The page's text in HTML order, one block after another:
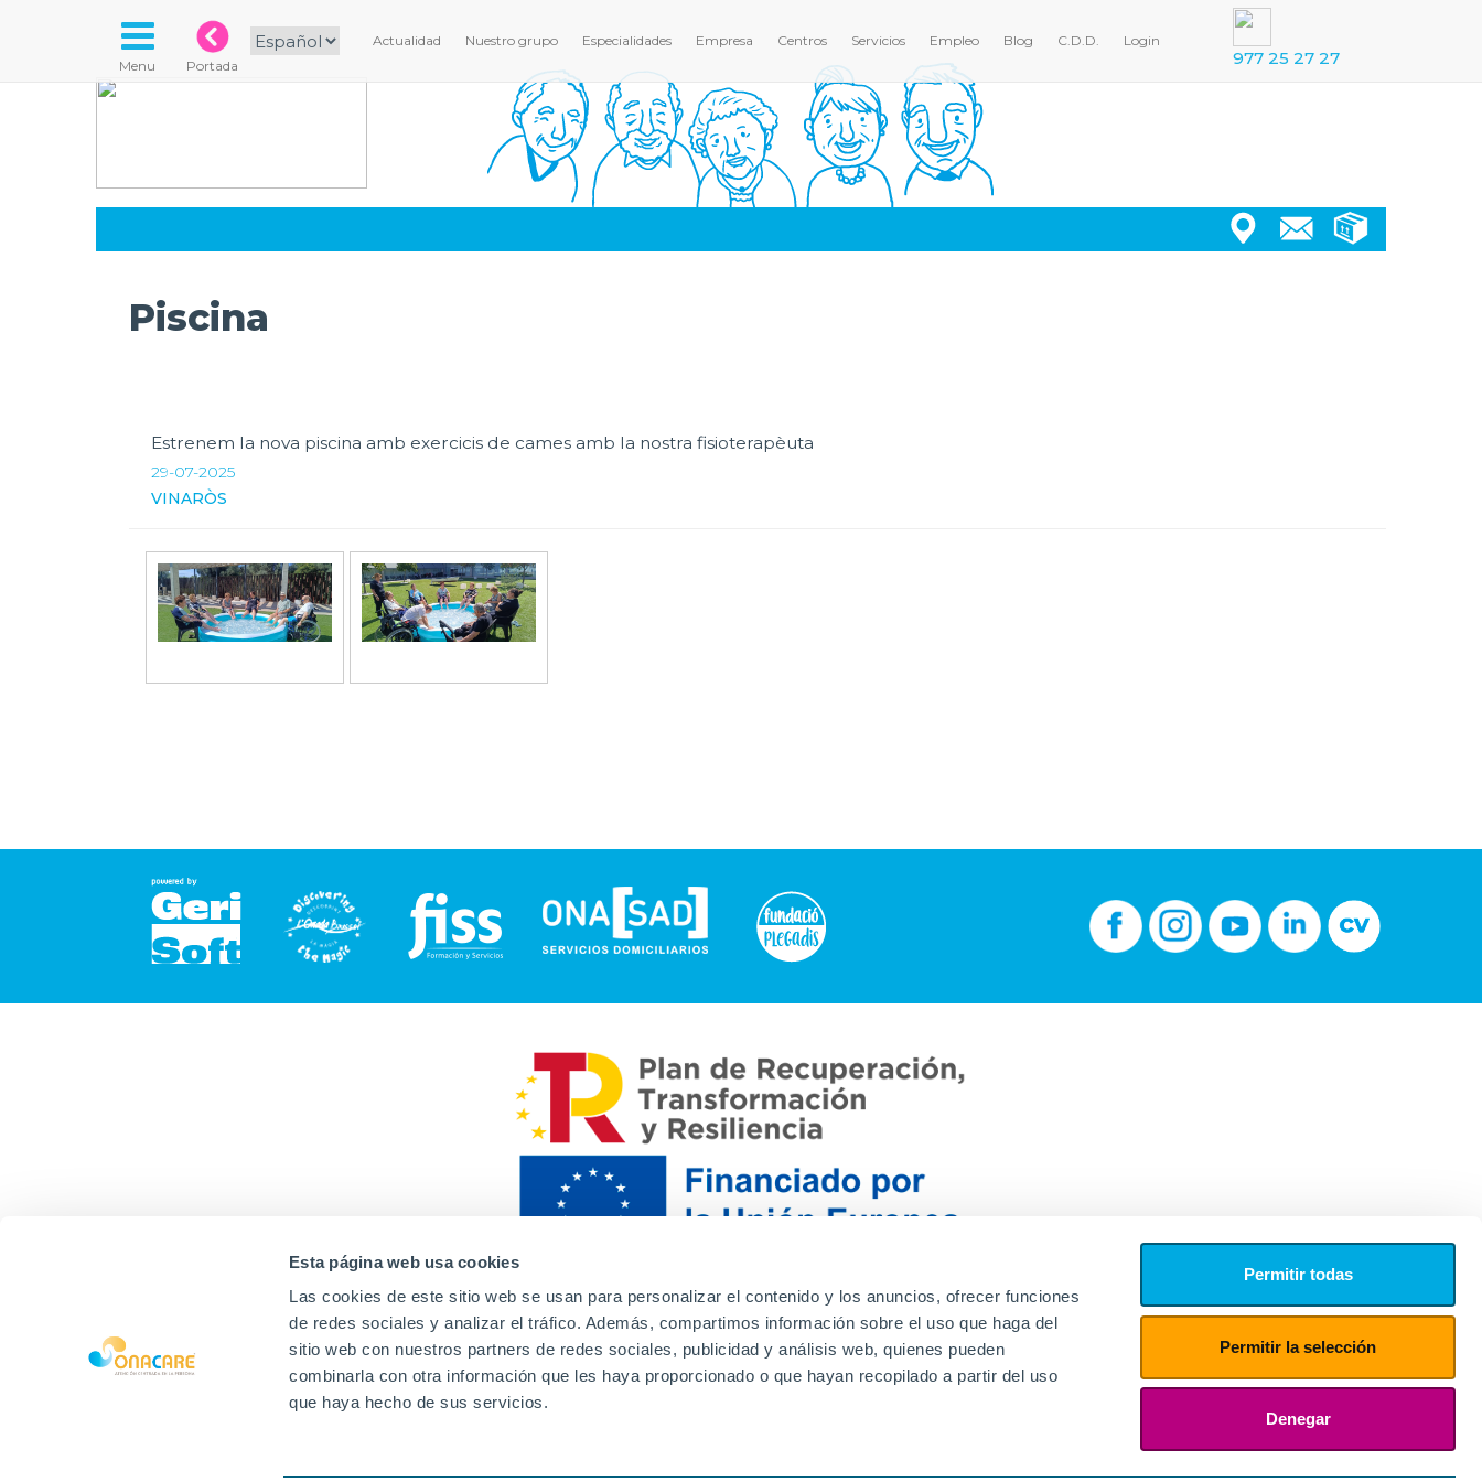
Esta página web usa cookies
Las cookies de este sitio web se usan para personalizar el contenido y los anuncios, ofrecer funciones
de redes sociales y analizar el tráfico. Además, compartimos información sobre el uso que haga del
sitio web con nuestros partners de redes sociales, publicidad y análisis web, quienes pueden
combinarla con otra información que les haya proporcionado o que hayan recopilado a partir del uso
que haya hecho de sus servicios.
Permitir todas
Permitir la selección
Denegar
Actualidad Nuestro grupo Especialidades Empresa Centros Servicios Empleo Blog C.D.D. Login
977 25 27 27
Menu Portada
Piscina
Estrenem la nova piscina amb exercicis de cames amb la nostra fisioterapèuta
29-07-2025
VINARÒS
Contacto Canal de denuncias Envia tu CV
Proveedores
Aviso Legal